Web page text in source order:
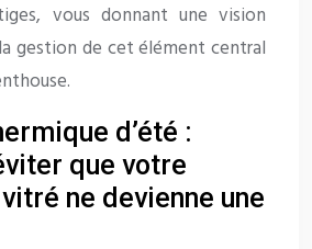
vous donnant une vision
gestion de cet élément central
d’été :
que votre
ne devienne une